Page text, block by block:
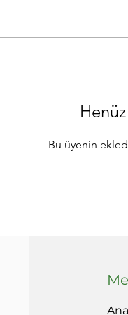
Bu üyenin